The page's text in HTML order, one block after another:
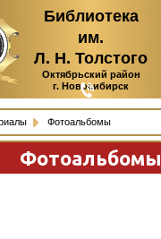
Библиотека
им.
Л. Н. Толстого
Октябрьский район
г. Новосибирск
Фотоальбомы
Фотоальбомы